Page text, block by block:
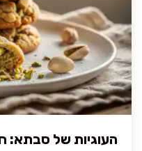
העוגיות של סבתא: